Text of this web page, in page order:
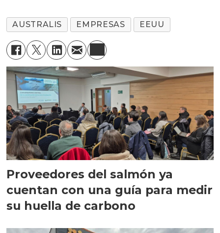
AUSTRALIS EMPRESAS EEUU
Proveedores del salmón ya
cuentan con una guía para medir
su huella de carbono